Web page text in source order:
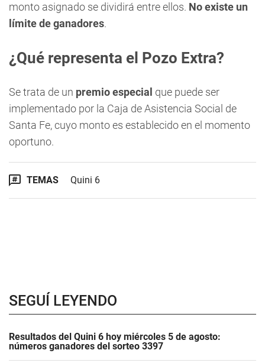
monto asignado se dividirá entre ellos. No existe un
límite de ganadores.
¿Qué representa el Pozo Extra?
Se trata de un premio especial que puede ser
implementado por la Caja de Asistencia Social de
Santa Fe, cuyo monto es establecido en el momento
oportuno.
TEMAS Quini 6
SEGUÍ LEYENDO
Resultados del Quini 6 hoy miércoles 5 de agosto:
números ganadores del sorteo 3397